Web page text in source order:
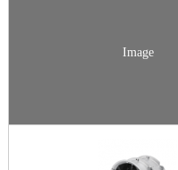
Image